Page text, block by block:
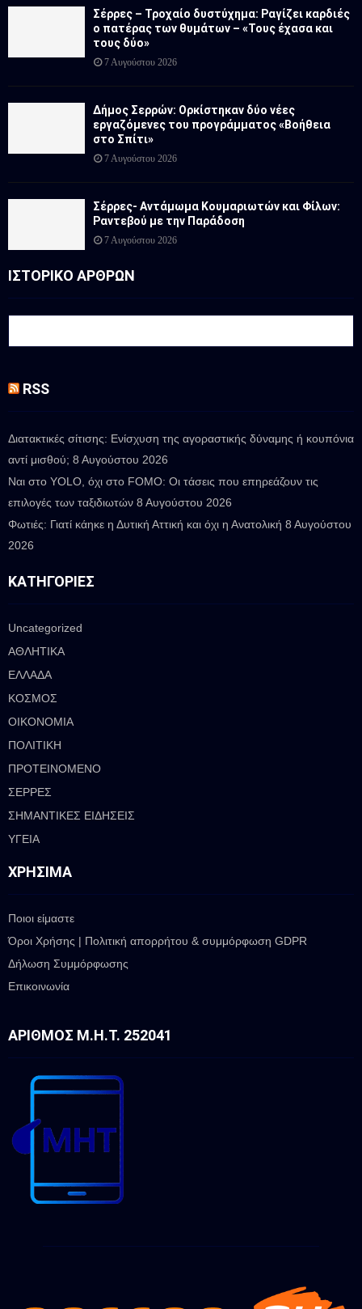
Σέρρες – Τροχαίο δυστύχημα: Ραγίζει καρδιές
ο πατέρας των θυμάτων – «Τους έχασα και
τους δύο»
7 Αυγούστου 2026
Δήμος Σερρών: Ορκίστηκαν δύο νέες
εργαζόμενες του προγράμματος «Βοήθεια
στο Σπίτι»
7 Αυγούστου 2026
Σέρρες- Αντάμωμα Κουμαριωτών και Φίλων:
Ραντεβού με την Παράδοση
7 Αυγούστου 2026
ΙΣΤΟΡΙΚΟ ΑΡΘΡΩΝ
RSS
Διατακτικές σίτισης: Ενίσχυση της αγοραστικής δύναμης ή κουπόνια
αντί μισθού; 8 Αυγούστου 2026
Ναι στο YOLO, όχι στο FOMO: Οι τάσεις που επηρεάζουν τις
επιλογές των ταξιδιωτών 8 Αυγούστου 2026
Φωτιές: Γιατί κάηκε η Δυτική Αττική και όχι η Ανατολική 8 Αυγούστου
2026
ΚΑΤΗΓΟΡΊΕΣ
Uncategorized
ΑΘΛΗΤΙΚΑ
ΕΛΛΑΔΑ
ΚΟΣΜΟΣ
ΟΙΚΟΝΟΜΙΑ
ΠΟΛΙΤΙΚΗ
ΠΡΟΤΕΙΝΟΜΕΝΟ
ΣΕΡΡΕΣ
ΣΗΜΑΝΤΙΚΕΣ ΕΙΔΗΣΕΙΣ
ΥΓΕΙΑ
ΧΡΉΣΙΜΑ
Ποιοι είμαστε
Όροι Χρήσης | Πολιτική απορρήτου & συμμόρφωση GDPR
Δήλωση Συμμόρφωσης
Επικοινωνία
ΑΡΙΘΜΌΣ Μ.Η.Τ. 252041